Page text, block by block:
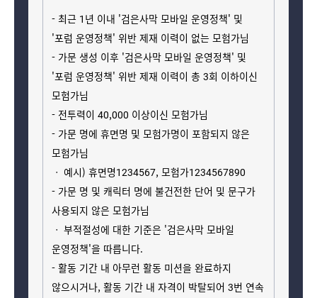
- 최근 1년 이내 '검은사막 모바일 운영정책' 및
'포럼 운영정책' 위반 제재 이력이 없는 모험가님
- 가문 생성 이후 '검은사막 모바일 운영정책' 및
'포럼 운영정책' 위반 제재 이력이 총 3회 이하이신
모험가님
- 전투력이 40,000 이상이신 모험가님
- 가문 명에 휴면명 및 모험가명이 포함되지 않은
모험가님
ㆍ 예시) 휴면명1234567, 모험가1234567890
- 가문 명 및 캐릭터 명에 불건전한 단어 및 문구가
사용되지 않은 모험가님
ㆍ 부적절성에 대한 기준은 '검은사막
운영정책'을 따릅니다.
- 활동 기간 내 아무런 활동 미션을 완료하지
않으시거나, 활동 기간 내 자격이 박탈되어 3번 연속